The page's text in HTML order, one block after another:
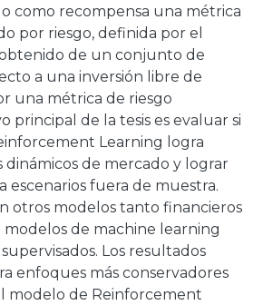
como recompensa una métrica
por riesgo, definida por el
de un conjunto de
a una inversión libre de
una métrica de riesgo
principal de la tesis es evaluar si
Learning logra
de mercado y lograr
escenarios fuera de muestra.
otros modelos tanto financieros
modelos de machine learning
Los resultados
enfoques más conservadores
modelo de Reinforcement